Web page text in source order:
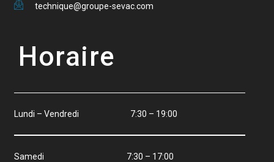
technique@groupe-sevac.com
Horaire
Lundi – Vendredi 7:30 – 19:00
Samedi 7:30 – 17:00